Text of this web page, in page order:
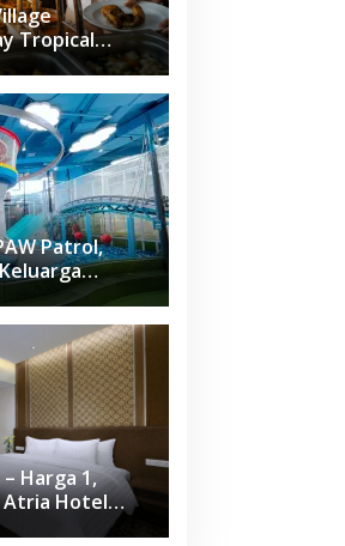
Tropical
Patrol,
di Herloom
Harga 1,
Atria Hotel